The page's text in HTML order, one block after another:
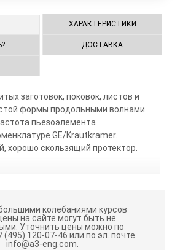
ХАРАКТЕРИСТИКИ
ДОСТАВКА
заготовок, поковок, листов и
формы продольными волнами.
пьезоэлемента
GE/Krautkramer.
хорошо скользящий протектор.
колебаниями курсов
на сайте могут быть не
Уточнить цены можно по
(495) 120-07-46 или по эл. почте
info@a3-eng.com.